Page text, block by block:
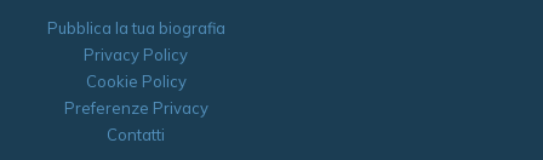
Pubblica la tua biografia
Privacy Policy
Cookie Policy
Preferenze Privacy
Contatti